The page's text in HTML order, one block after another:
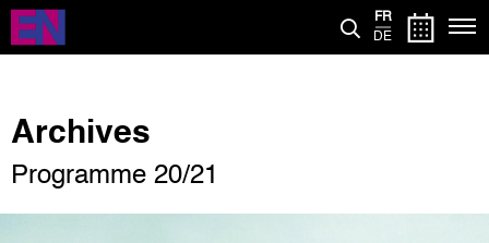
Aller
contenu
FR
DE
Archives
Programme 20/21